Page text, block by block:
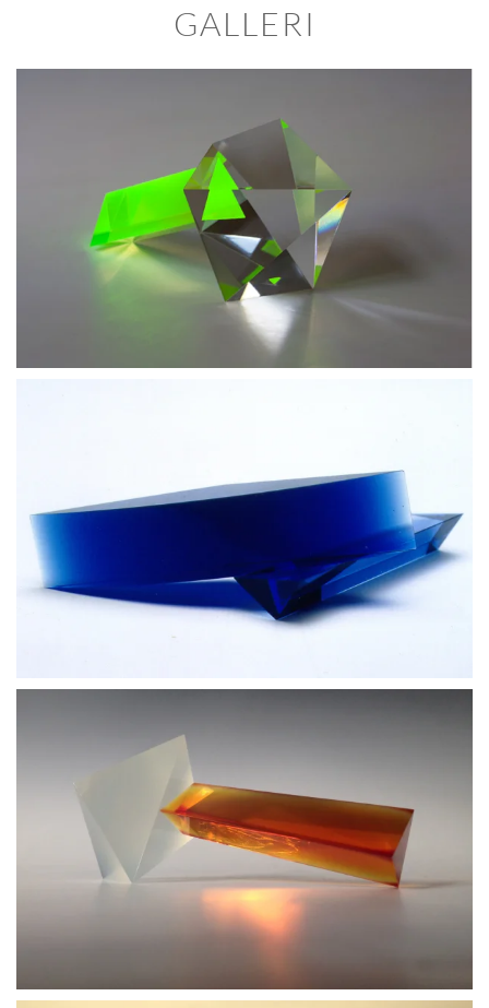
GALLERI
BLÄDDRA I GALLERI
BLÄDDRA I GALLERI
BLÄDDRA I GALLERI